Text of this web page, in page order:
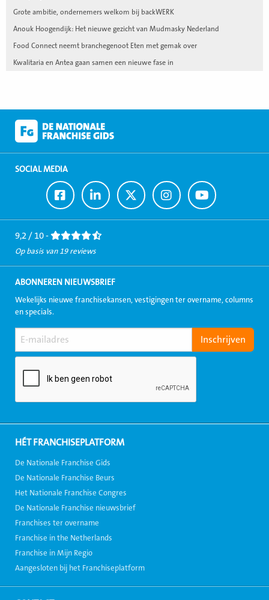
Grote ambitie, ondernemers welkom bij backWERK
Anouk Hoogendijk: Het nieuwe gezicht van Mudmasky Nederland
Food Connect neemt branchegenoot Eten met gemak over
Kwalitaria en Antea gaan samen een nieuwe fase in
SOCIAL MEDIA
Ga
naar
Facebook
Ga
naar
LinkedIn
Ga
naar
Twitter
Ga
naar
Instagram
Ga
naar
Youtube
9,2 / 10 -
Op basis van 19 reviews
ABONNEREN NIEUWSBRIEF
Wekelijks nieuwe franchisekansen, vestigingen ter overname, columns
en specials.
HÉT FRANCHISEPLATFORM
De Nationale Franchise Gids
De Nationale Franchise Beurs
Het Nationale Franchise Congres
De Nationale Franchise nieuwsbrief
Franchises ter overname
Franchise in the Netherlands
Franchise in Mijn Regio
Aangesloten bij het Franchiseplatform